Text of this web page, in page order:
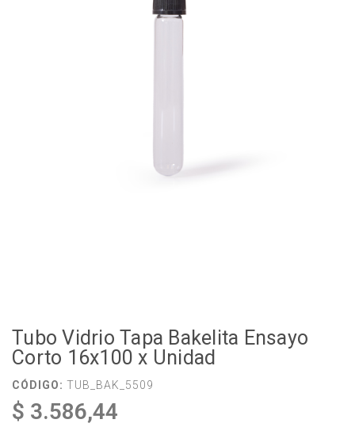
Tubo Vidrio Tapa Bakelita Ensayo
Corto 16x100 x Unidad
CÓDIGO: TUB_BAK_5509
$ 3.586,44